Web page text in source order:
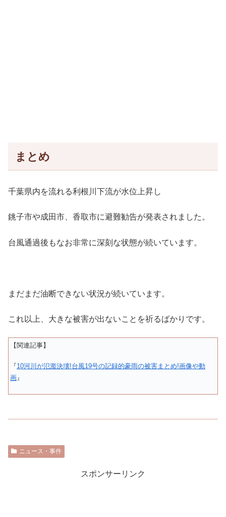
まとめ
千葉県内を流れる利根川下流が水位上昇し
銚子市や成田市、香取市に避難勧告が発表されました。
台風通過後もなお非常に深刻な状態が続いています。
まだまだ油断できない状況が続いています。
これ以上、大きな被害が出ないことを祈るばかりです。
【関連記事】
『10河川が氾濫決壊!台風19号の記録的豪雨の被害まとめ!画像や動
画』
ニュース・事件
スポンサーリンク